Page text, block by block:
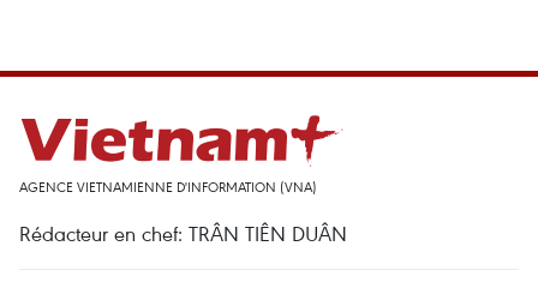
AGENCE VIETNAMIENNE D'INFORMATION (VNA)
Rédacteur en chef: TRÂN TIÊN DUÂN